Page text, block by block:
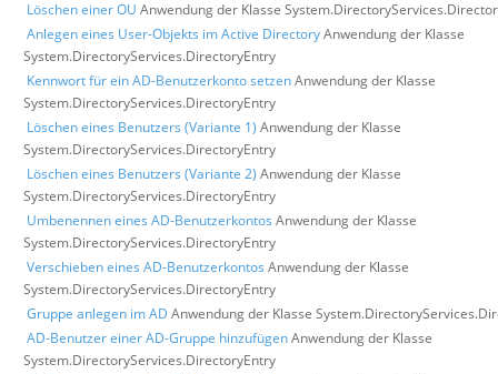
Löschen einer OU Anwendung der Klasse
Anlegen eines User-Objekts im Active DirectoryAnwendung der Klasse
System.DirectoryServices.DirectoryEntry
Kennwort für ein AD-Benutzerkonto setzenAnwendung der Klasse
System.DirectoryServices.DirectoryEntry
Löschen eines Benutzers (Variante 1) Anwendung der Klasse
System.DirectoryServices.DirectoryEntry
Löschen eines Benutzers (Variante 2) Anwendung der Klasse
System.DirectoryServices.DirectoryEntry
Umbenennen eines AD-Benutzerkontos Anwendung der Klasse
System.DirectoryServices.DirectoryEntry
Verschieben eines AD-Benutzerkontos Anwendung der Klasse
System.DirectoryServices.DirectoryEntry
Gruppe anlegen im AD Anwendung der Klasse
AD-Benutzer einer AD-Gruppe hinzufügenAnwendung der Klasse
System.DirectoryServices.DirectoryEntry